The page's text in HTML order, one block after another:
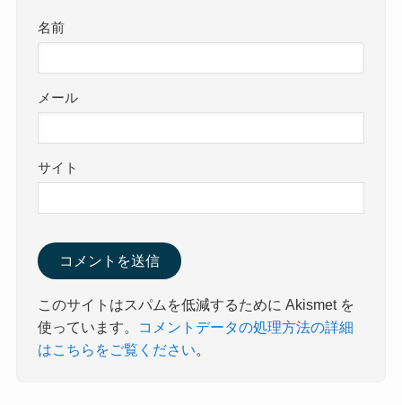
名前
メール
サイト
このサイトはスパムを低減するために Akismet を
使っています。
コメントデータの処理方法の詳細
はこちらをご覧ください。